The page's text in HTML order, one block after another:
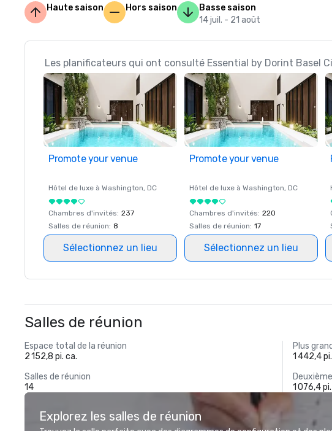
Haute saison Hors saison
Basse saison
14 juil. - 21 août
Les planificateurs qui ont consulté Essential by Dorint Basel
Promote your venue
Hôtel de luxe à Washington, DC
Chambres d'invités: 237
Salles de réunion: 8
Sélectionnez un lieu
Promote your venue
Hôtel de luxe à Washington, DC
Chambres d'invités: 220
Salles de réunion: 17
Sélectionnez un lieu
Salles de réunion
Espace total de la réunion
2 152,8 pi. ca.
Plus
1 442,4
Salles de réunion
14
1 076,4
Explorez les salles de réunion